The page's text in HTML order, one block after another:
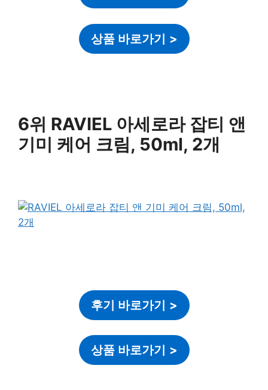
상품 바로가기 >
6위 RAVIEL 아세로라 잡티 앤
기미 케어 크림, 50ml, 2개
후기 바로가기 >
상품 바로가기 >